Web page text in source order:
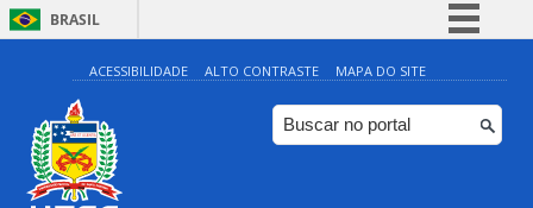
BRASIL
Simplifique!
Comunica BR
Participe
ACESSIBILIDADE ALTO CONTRASTE MAPA DO SITE